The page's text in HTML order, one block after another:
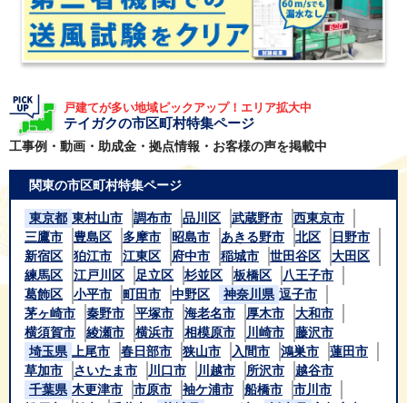
戸建てが多い地域ピックアップ！エリア拡大中
テイガクの市区町村特集ページ
工事例・動画・助成金・拠点情報・お客様の声を掲載中
関東の市区町村特集ページ
東京都 東村山市 調布市 品川区 武蔵野市
西東京市
三鷹市
豊島区 多摩市 昭島市 あきる野市 北区
日野市
新宿区
狛江市 江東区 府中市 稲城市 世田谷区
大田区
練馬区
江戸川区 足立区 杉並区 板橋区
八王子市
葛飾区
小平市 町田市 中野区 神奈川県 逗子市
茅ヶ崎市
秦野市 平塚市 海老名市 厚木市
大和市
横須賀市
綾瀬市 横浜市 相模原市 川崎市
藤沢市
埼玉県
上尾市 春日部市 狭山市 入間市 鴻巣市
蓮田市
草加市
さいたま市 川口市 川越市 所沢市
越谷市
千葉県 木更津市 市原市 袖ケ浦市 船橋市
市川市